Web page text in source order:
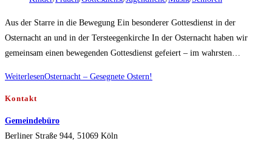
Aus der Starre in die Bewegung Ein besonderer Gottesdienst in der
Osternacht an und in der Tersteegenkirche In der Osternacht haben wir
gemeinsam einen bewegenden Gottesdienst gefeiert – im wahrsten…
WeiterlesenOsternacht – Gesegnete Ostern!
Kontakt
Gemeindebüro
Berliner Straße 944, 51069 Köln